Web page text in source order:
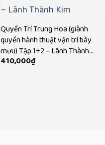
Quyền Trí Trung Hoa (giành
quyền hành thuật vận trí bày
mưu) Tập 1+2 – Lãnh Thành
Kim
410,000₫